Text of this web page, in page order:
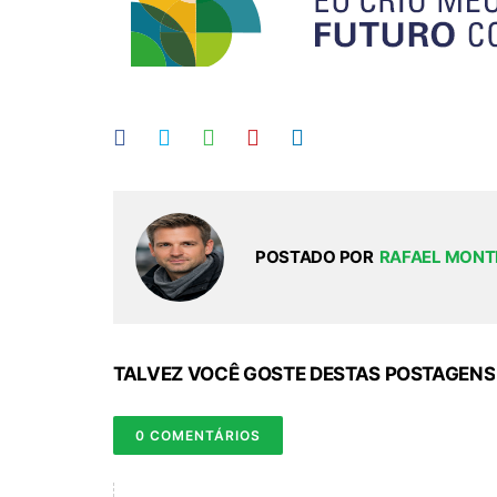
POSTADO POR RAFAEL
TALVEZ VOCÊ GOSTE DESTAS POSTAGENS
0 COMENTÁRIOS